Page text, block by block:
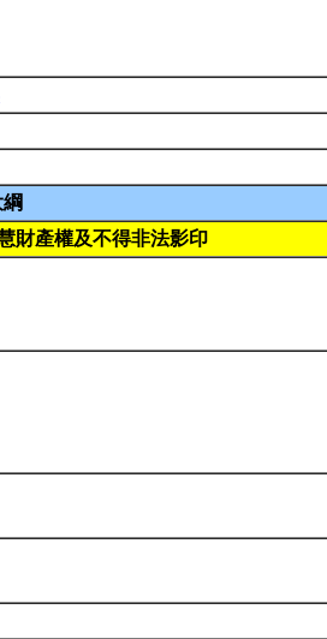
財產權及不得非法影印